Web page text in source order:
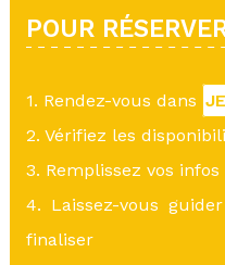
POUR
1. Rendez-vous dans
2. Vérifiez les
3. Remplissez vos
4. Laissez-vous
finaliser